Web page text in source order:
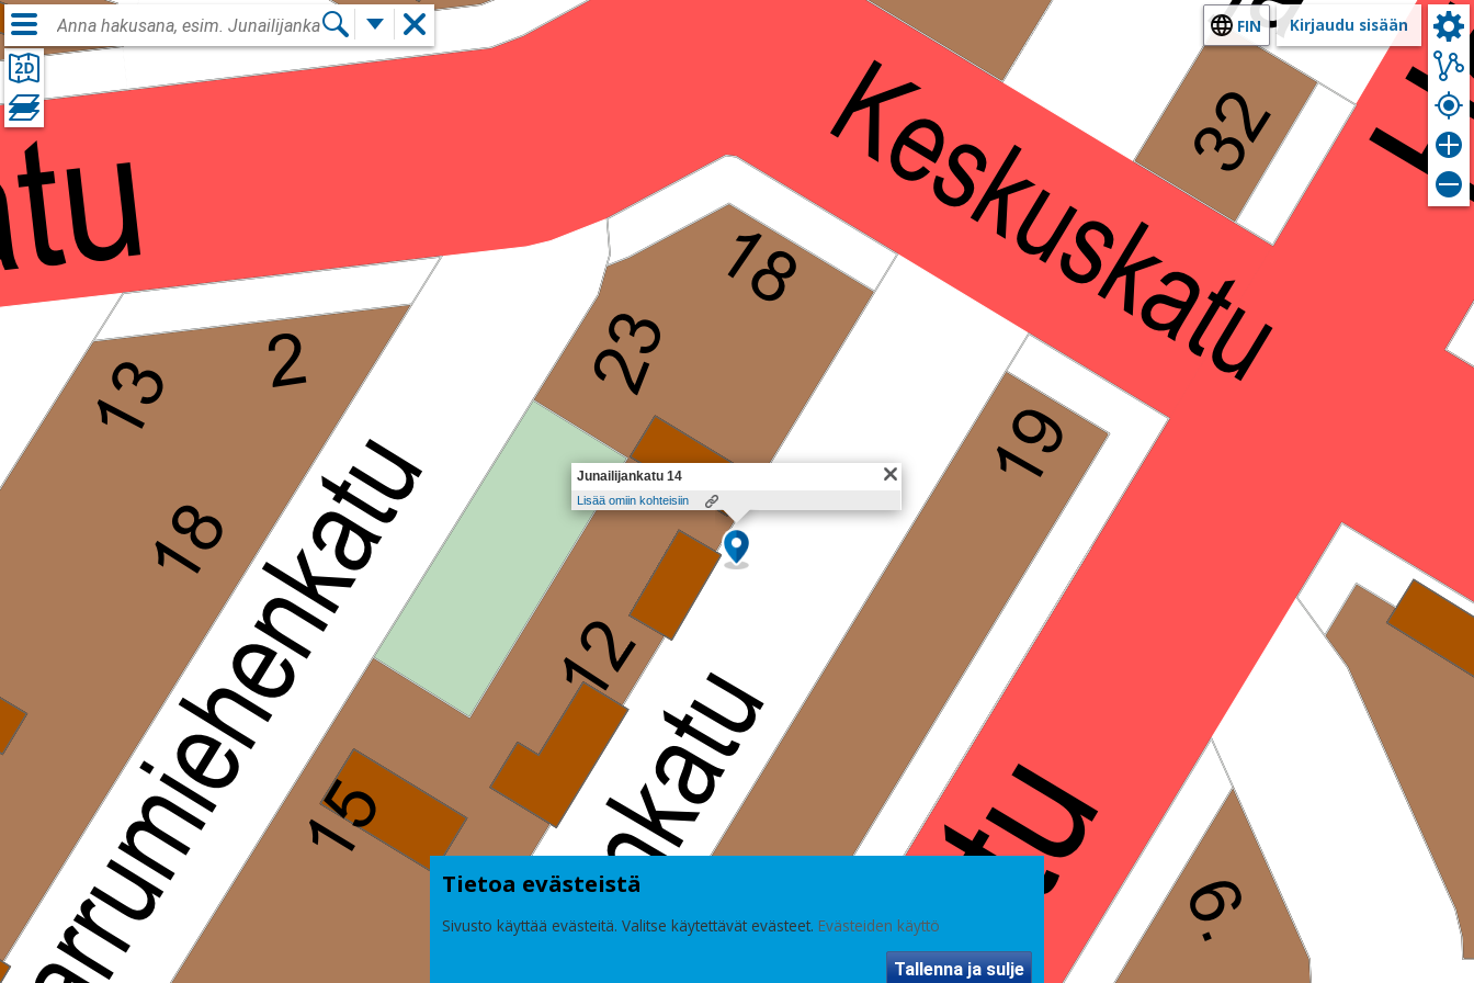
Junailijankatu 14
Lisää omiin kohteisiin
Kirjaudu sisään
FIN
Tietoa evästeistä
Sivusto käyttää evästeitä. Valitse käytettävät evästeet. Evästeiden käyttö
Tallenna ja sulje